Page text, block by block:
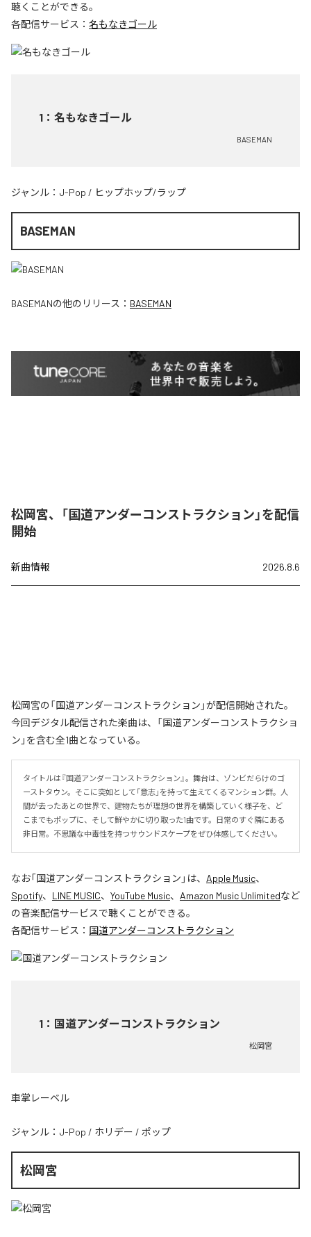
聴くことができる。
各配信サービス： 名もなきゴール
1 ： 名もなきゴール
BASEMAN
ジャンル： J-Pop / ヒップホップ/ラップ
BASEMAN
BASEMANの他のリリース： BASEMAN
松岡宮、「国道アンダーコンストラクション」を配信
開始
新曲情報 2026.8.6
松岡宮の「国道アンダーコンストラクション」が配信開始された。
今回デジタル配信された楽曲は、「国道アンダーコンストラクショ
ン」を含む全1曲となっている。
タイトルは『国道アンダーコンストラクション』。舞台は、ゾンビだらけのゴ
ーストタウン。そこに突如として「意志」を持って生えてくるマンション群。人
間が去ったあとの世界で、建物たちが理想の世界を構築していく様子を、ど
こまでもポップに、そして鮮やかに切り取った1曲です。日常のすぐ隣にある
非日常。不思議な中毒性を持つサウンドスケープをぜひ体感してください。
なお「国道アンダーコンストラクション 」は、 Apple Music、
Spotify、 LINE MUSIC、 YouTube Music、 Amazon Music Unlimitedなど
の音楽配信サービスで聴くことができる。
各配信サービス： 国道アンダーコンストラクション
1 ： 国道アンダーコンストラクション
松岡宮
車掌レーベル
ジャンル： J-Pop / ホリデー / ポップ
松岡宮